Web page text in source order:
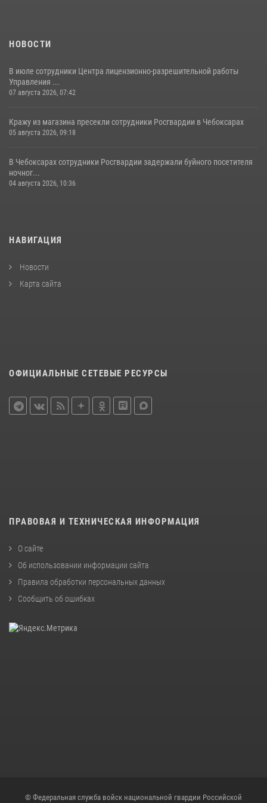
НОВОСТИ
В июле сотрудники Центра лицензионно-разрешительной работы
Управления ...
07 августа 2026, 07:42
Кражу из магазина пресекли сотрудники Росгвардии в Чебоксарах
05 августа 2026, 09:18
В Чебоксарах сотрудники Росгвардии задержали буйного посетителя
ночног...
04 августа 2026, 10:36
НАВИГАЦИЯ
Новости
Карта сайта
ОФИЦИАЛЬНЫЕ СЕТЕВЫЕ РЕСУРСЫ
ПРАВОВАЯ И ТЕХНИЧЕСКАЯ ИНФОРМАЦИЯ
О сайте
Об использовании информации сайта
Правила обработки персональных данных
Сообщить об ошибках
© Федеральная служба войск национальной гвардии Российской